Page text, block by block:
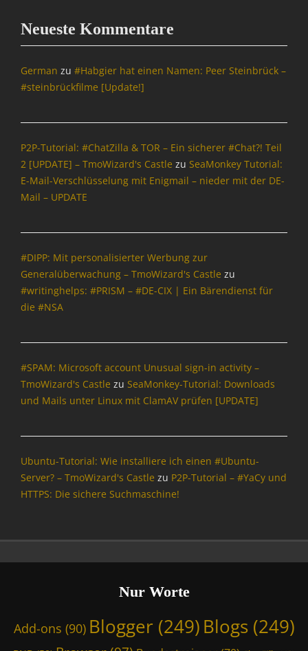
Neueste Kommentare
German zu #Habgier hat einen Namen: Peer Steinbrück –
#steinbrückfilme [Update!]
P2P-Tutorial: #ChatZilla & TOR – Ein sicherer #Chat?! Teil
2 [UPDATE] – TmoWizard's Castle zu SeaMonkey Tutorial:
E-Mail-Verschlüsselung mit Enigmail – nieder mit der DE-
Mail – UPDATE
#DIPP: Mit personalisierter Werbung zur
Generalüberwachung – TmoWizard's Castle zu
#writinghelps: #PRISM – #DE-CIX | Ein Bärendienst für
die #NSA
#SPAM: Microsoft account Unusual sign-in activity –
TmoWizard's Castle zu SeaMonkey-Tutorial: Downloads
und Mails unter Linux mit ClamAV prüfen [UPDATE]
Ubuntu-Tutorial: Wie installiere ich einen #Ubuntu-
Server? – TmoWizard's Castle zu P2P-Tutorial – #YaCy und
HTTPS: Die sichere Suchmaschine!
Nur Worte
Add-ons (90) Blogger (249) Blogs(249)